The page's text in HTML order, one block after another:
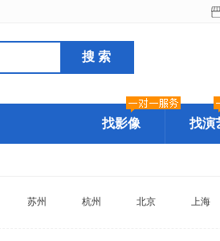
找影像 找演
苏州 杭州 北京 上海